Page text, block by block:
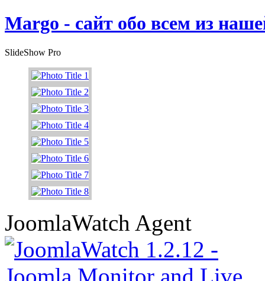
Margo - сайт обо всем из
SlideShow Pro
JoomlaWatch Agent